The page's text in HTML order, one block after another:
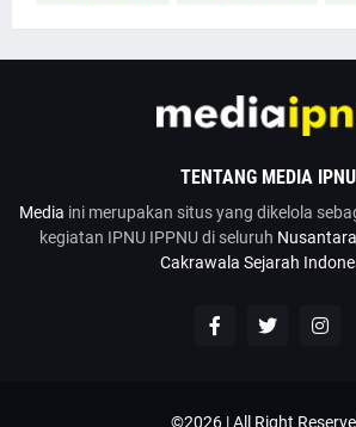
TENTANG MEDIA IPNU
Media ini merupakan situs yang dikelola
kegiatan IPNU IPPNU di seluruh Nusantara
Cakrawala Sejarah
©2026 | All Right